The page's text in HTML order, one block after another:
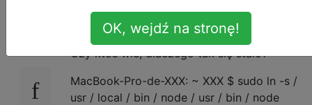
Instalowałem nodejs dla Symphony, gdy
trafiłem na błąd „Operacja niedozwolona”.
Czy ktoś wie, dlaczego tak się stało?
MacBook-Pro-de-XXX: ~ XXX $ sudo ln -s /
usr / local / bin / node / usr / bin / node
OK, wejdź na stronę!